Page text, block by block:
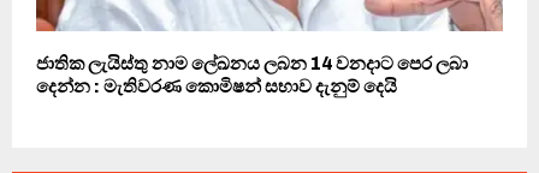
ජාතික ලැයිස්තු නාම ලේඛනය ලබන 14 වනදාට පෙර ලබා
දෙන්න : මැතිවරණ කොමිෂන් සභාව දැනුම් දෙයි